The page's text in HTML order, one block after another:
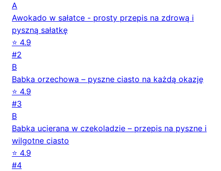
A
Awokado w sałatce - prosty przepis na zdrową i
pyszną sałatkę
⭐ 4.9
#2
B
Babka orzechowa – pyszne ciasto na każdą okazję
⭐ 4.9
#3
B
Babka ucierana w czekoladzie – przepis na pyszne i
wilgotne ciasto
⭐ 4.9
#4